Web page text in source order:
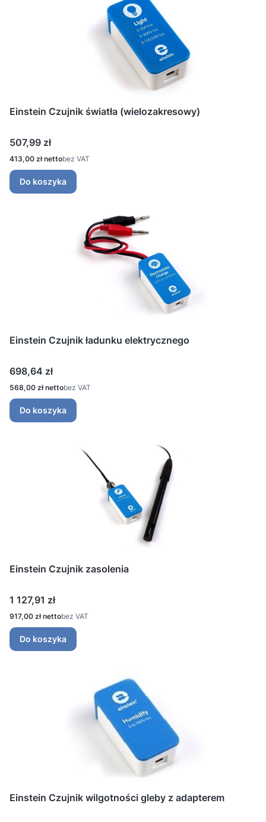
Einstein Czujnik światła (wielozakresowy)
Cena
507,99 zł
Cena
413,00 zł bez VAT
Do koszyka
Einstein Czujnik ładunku elektrycznego
Cena
698,64 zł
Cena
568,00 zł bez VAT
Do koszyka
Einstein Czujnik zasolenia
Cena
1 127,91 zł
Cena
917,00 zł bez VAT
Do koszyka
Einstein Czujnik wilgotności gleby z adapterem